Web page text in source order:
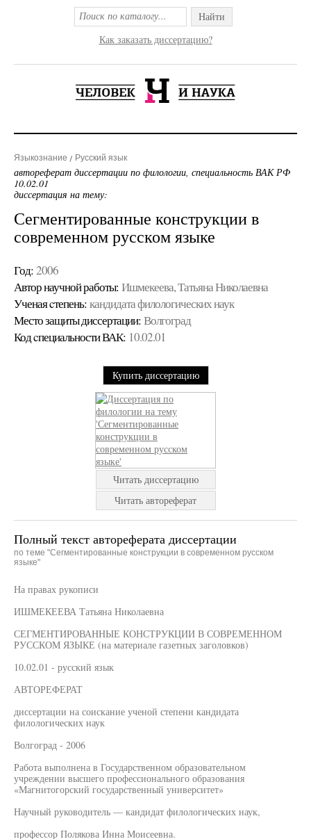
Найти
Как заказать диссертацию?
Языкознание Русский язык
автореферат диссертации по филологии, специальность ВАК РФ
10.02.01
диссертация на тему:
Сегментированные конструкции в
современном русском языке
Год: 2006
Автор научной работы: Ишмекеева, Татьяна Николаевна
Ученая cтепень: кандидата филологических наук
Место защиты диссертации: Волгоград
Код cпециальности ВАК: 10.02.01
Купить диссертацию
Читать диссертацию
Читать автореферат
Полный текст автореферата диссертации
по теме "Сегментированные конструкции в современном русском
языке"
На правах рукописи
ИШМЕКЕЕВА Татьяна Николаевна
СЕГМЕНТИРОВАННЫЕ КОНСТРУКЦИИ В СОВРЕМЕННОМ
РУССКОМ ЯЗЫКЕ (на материале газетных заголовков)
10.02.01 - русский язык
АВТОРЕФЕРАТ
диссертации на соискание ученой степени кандидата
филологических наук
Волгоград - 2006
Работа выполнена в Государственном образовательном
учреждении высшего профессионального образования
«Магнитогорский государственный университет»
Научный руководитель — кандидат филологических наук,
профессор Полякова Инна Моисеевна.